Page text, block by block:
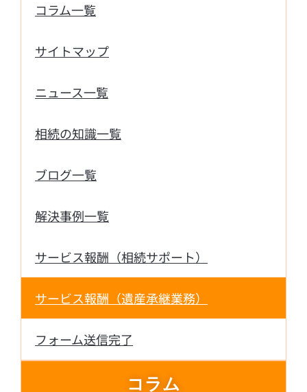
コラム一覧
サイトマップ
ニュース一覧
相続の知識一覧
ブログ一覧
解決事例一覧
サービス報酬（相続サポート）
サービス報酬（遺産承継業務）
フォーム送信完了
コラム